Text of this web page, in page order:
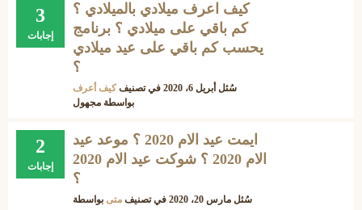
3
إجابات
كيف اعرف ميلادي بالميلادي ؟
كم باقي على ميلادي ؟ برنامج
يحسب كم باقي على عيد ميلادي
؟
سُئل أبريل 6، 2020 في تصنيفكيف أعرف
بواسطة مجهول
2
إجابات
ايمت عيد الام 2020 ؟ موعد عيد
الام 2020 ؟ شوكت عيد الام 2020
؟
سُئل مارس 20، 2020 في تصنيف متى بواسطة